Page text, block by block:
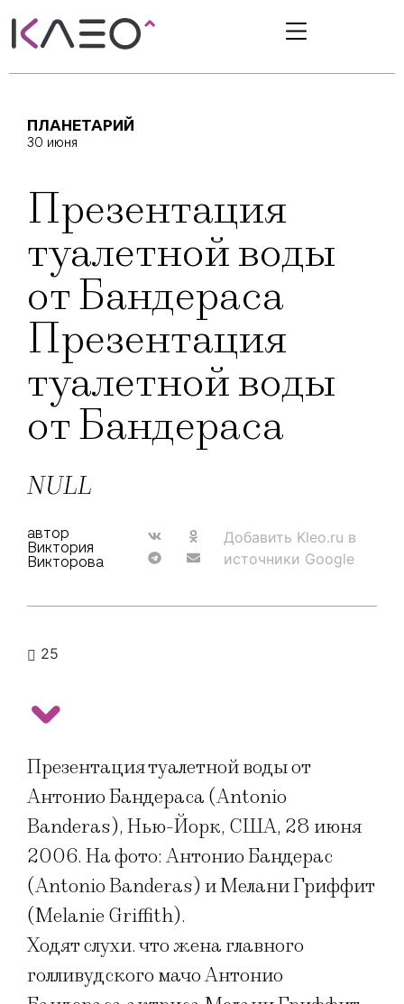
ПЛАНЕТАРИЙ
30 июня
Презентация
туалетной воды
от Бандераса
Презентация
туалетной воды
от Бандераса
NULL
автор
Виктория
Викторова
Добавить Kleo.ru в
источники Google
25
Презентация туалетной воды от
Антонио Бандераса (Antonio
Banderas), Нью-Йорк, США, 28 июня
2006. На фото: Антонио Бандерас
(Antonio Banderas) и Мелани Гриффит
(Melanie Griffith).
Ходят слухи. что жена главного
голливудского мачо Антонио